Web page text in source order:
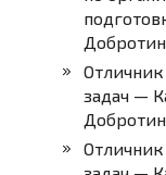
задач —